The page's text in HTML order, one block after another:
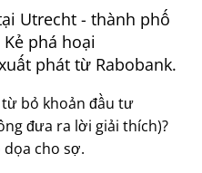
Utrecht - thành phố
phá hoại
phát từ Rabobank.
bỏ khoản đầu tư
đưa ra lời giải thích)?
cho sợ.